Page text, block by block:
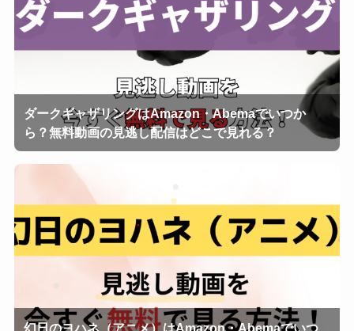
ダークギャザリングはAmazon・Abemaでいつか
ら？無料動画の見逃し配信はどこで見れる？
幻日のヨハネ（アニメ）はAmazon・Abemaでいつ